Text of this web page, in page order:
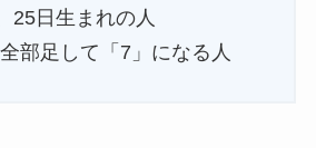
25日生まれの人
部足して「7」になる人